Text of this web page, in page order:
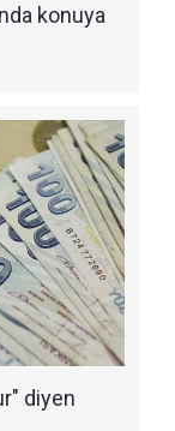
konuya
diyen